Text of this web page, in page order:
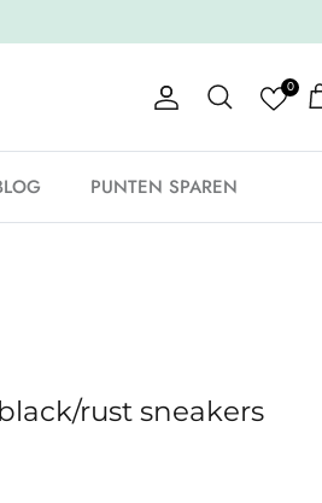
Account
Zoeken
0
PUNTEN SPAREN
rust sneakers